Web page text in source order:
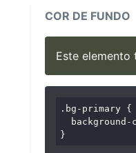
COR DE FUNDO
Este
.bg-primary {
}